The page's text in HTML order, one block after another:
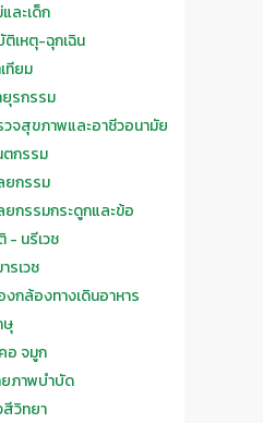
ละเด็ก
เหตุ-ฉุกเฉิน
ทียม
รกรรม
จสุขภาพและอาชีวอนามัย
กรรม
ยกรรม
กรรมกระดูกและข้อ
- นรีเวช
รเวช
กล้องทางเดินอาหาร
ษุ
อ จมูก
ภาพบำบัด
วิทยา